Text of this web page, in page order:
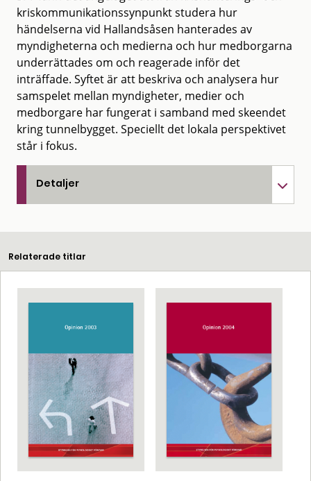
kriskommunikationssynpunkt studera hur
händelserna vid Hallandsåsen hanterades av
myndigheterna och medierna och hur medborgarna
underrättades om och reagerade inför det
inträffade. Syftet är att beskriva och analysera hur
samspelet mellan myndigheter, medier och
medborgare har fungerat i samband med skeendet
kring tunnelbygget. Speciellt det lokala perspektivet
står i fokus.
Detaljer
Relaterade titlar